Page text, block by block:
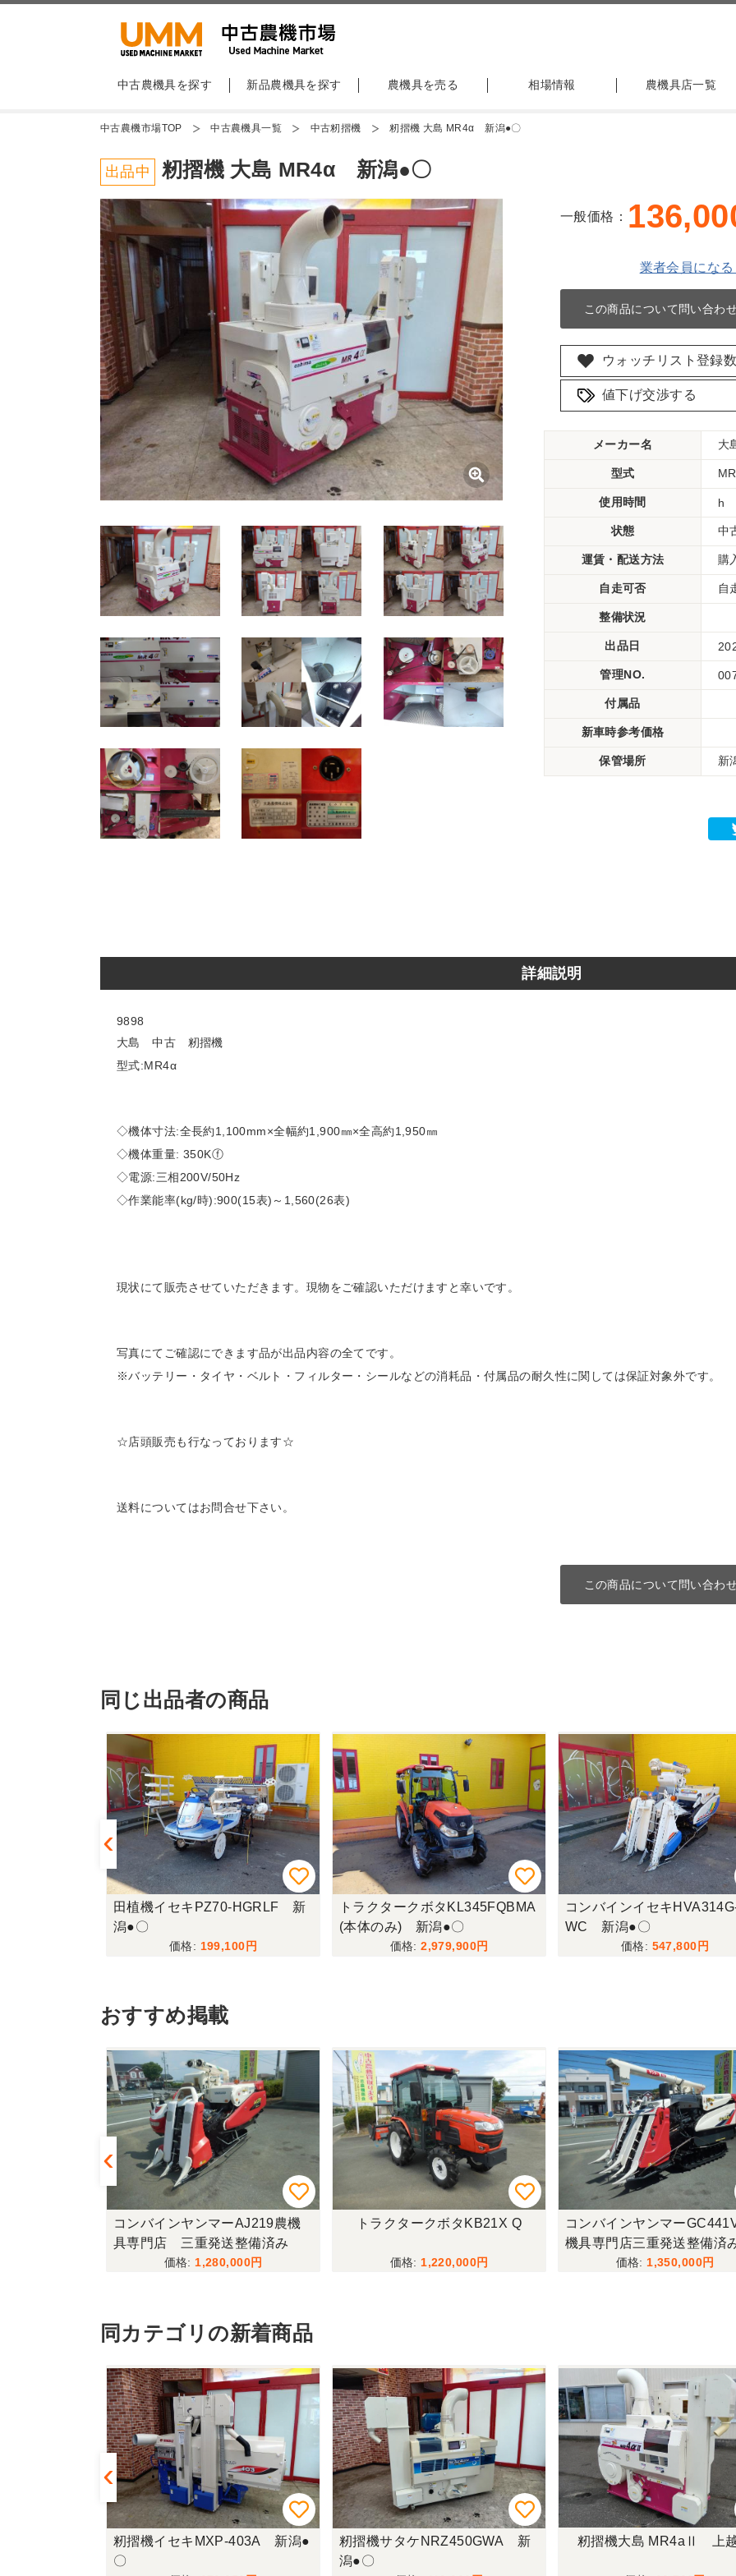
中古農機具を探す 新品農機具を探す 農機具を売る 相場情報 農機具店一覧
中古農機市場TOP 中古農機具一覧 中古籾摺機 籾摺機 大島 MR4α 新潟●〇
出品中 籾摺機 大島 MR4α 新潟●〇
一般価格：
業者会員にな
この商品について問い合わ
ウォッチリスト登録
値下げ交渉する
メーカー名 大
型式
使用時間 h
状態 中
運賃・配送方法 購
自走可否 自
整備状況
出品日
管理NO.
付属品
新車時参考価格
保管場所 新
詳細説明
9898
大島 中古 籾摺機
型式:MR4α
◇機体寸法:全長約1,100mm×全幅約1,900㎜×全高約1,950㎜
◇機体重量: 350Kⓕ
◇電源:三相200V/50Hz
◇作業能率(kg/時):900(15表)～1,560(26表)
現状にて販売させていただきます。現物をご確認いただけますと幸いです。
写真にてご確認にできます品が出品内容の全てです。
※バッテリー・タイヤ・ベルト・フィルター・シールなどの消耗品・付属品の耐久性に関しては保証対象外です。
☆店頭販売も行なっております☆
送料についてはお問合せ下さい。
この商品について問い合わ
同じ出品者の商品
田植機イセキPZ70-HGRLF 新
潟●〇
199,100
トラクタークボタKL345FQBMA
(本体のみ) 新潟●〇
2,979,900
コンバインイセキ
WC 新潟●〇
547,800
おすすめ掲載
コンバインヤンマーAJ219農機
具専門店 三重発送整備済み
1,280,000
トラクタークボタKB21X Q
1,220,000
コンバインヤンマー
機具専門店三重発送整備済
1,350,000
同カテゴリの新着商品
籾摺機イセキMXP-403A 新潟●
〇
籾摺機サタケNRZ450GWA 新
潟●〇
籾摺機大島 MR4aⅡ 上